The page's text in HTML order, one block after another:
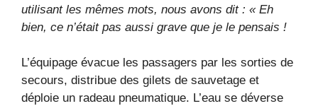
utilisant les mêmes mots, nous avons dit : « Eh
bien, ce n’était pas aussi grave que je le pensais !
L’équipage évacue les passagers par les sorties de
secours, distribue des gilets de sauvetage et
déploie un radeau pneumatique. L’eau se déverse